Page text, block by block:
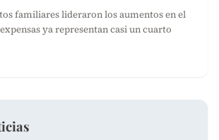
familiares lideraron los aumentos en el
ya representan casi un cuarto